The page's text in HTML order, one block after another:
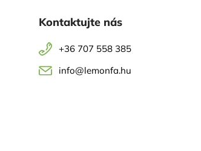
Kontaktujte nás
+36 707 558 385
info@lemonfa.hu